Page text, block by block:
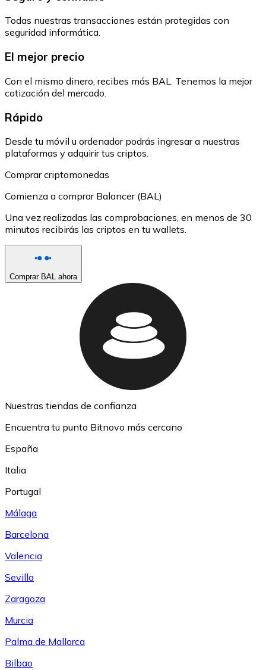
Todas nuestras transacciones están protegidas con
seguridad informática.
El mejor precio
Con el mismo dinero, recibes más BAL. Tenemos la mejor
cotización del mercado.
Rápido
Desde tu móvil u ordenador podrás ingresar a nuestras
plataformas y adquirir tus criptos.
Comprar criptomonedas
Comienza a comprar Balancer (BAL)
Una vez realizadas las comprobaciones, en menos de 30
minutos recibirás las criptos en tu wallets.
Comprar BAL ahora
Nuestras tiendas de confianza
Encuentra tu punto Bitnovo más cercano
España
Italia
Portugal
Málaga
Barcelona
Valencia
Sevilla
Zaragoza
Murcia
Palma de Mallorca
Bilbao